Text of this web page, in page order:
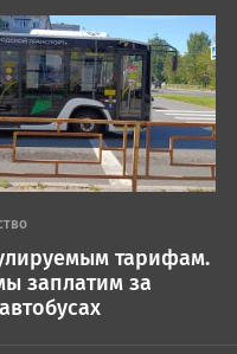
тарифам.
заплатим за